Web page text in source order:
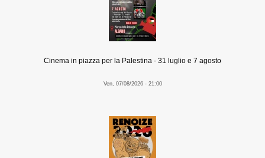
Cinema in piazza per la Palestina - 31 luglio e 7 agosto
Ven, 07/08/2026 - 21:00